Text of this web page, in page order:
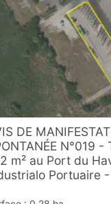
DE
N°019
m² au Port du
Portuaire